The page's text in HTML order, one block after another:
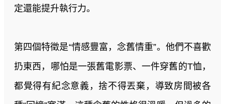
定還能提升執行力。
第四個特徵是“情感豐富，念舊情重”。他們不喜歡
扔東西，哪怕是一張舊電影票、一件穿舊的T恤，
都覺得有紀念意義，捨不得丟棄，導致房間被各